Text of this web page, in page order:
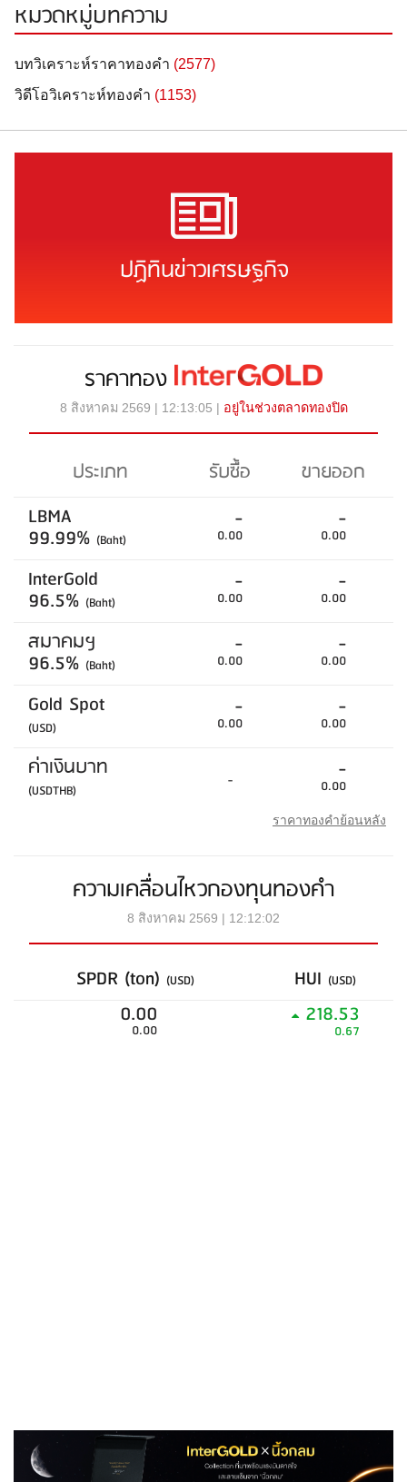
หมวดหมู่บทความ
บทวิเคราะห์ราคาทองคำ (2577)
วิดีโอวิเคราะห์ทองคำ (1153)
ปฏิทินข่าวเศรษฐกิจ
ราคาทอง
8 สิงหาคม 2569 | 12:13:05 | อยู่ในช่วงตลาดทองปิด
ประเภท รับซื้อ
ขายออก
LBMA
99.99% (Baht)
-
0.00
-
0.00
InterGold
96.5% (Baht)
-
0.00
-
0.00
สมาคมฯ
96.5% (Baht)
-
0.00
-
0.00
Gold Spot
(USD)
-
0.00
-
0.00
ค่าเงินบาท
(USDTHB) - -
0.00
ราคาทองคำย้อนหลัง
ความเคลื่อนไหวกองทุนทองคำ
8 สิงหาคม 2569 | 12:12:02
SPDR (ton) (USD) HUI (USD)
0.00
0.00
218.53
0.67